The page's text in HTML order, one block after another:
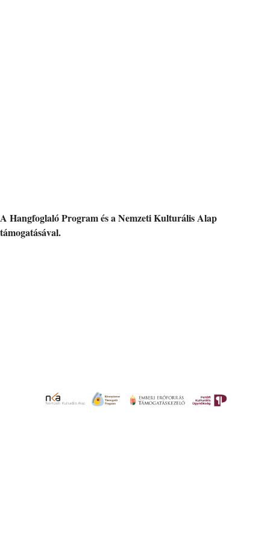
A Hangfoglaló Program és a Nemzeti Kulturális Alap
támogatásával.